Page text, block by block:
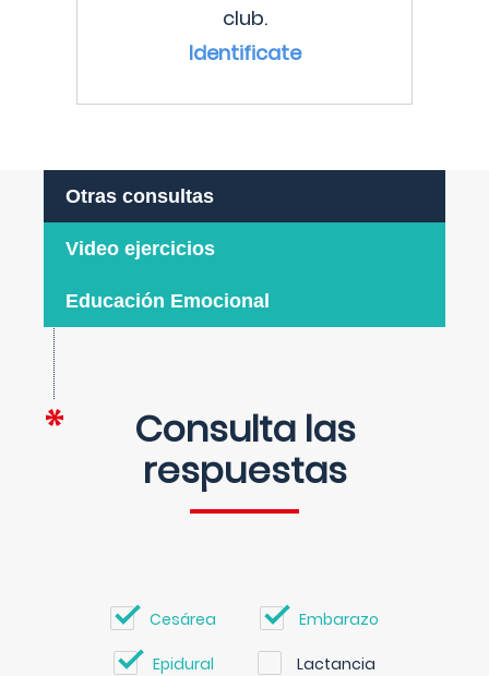
club.
Identificate
Otras consultas
Video ejercicios
Educación Emocional
Consulta las
respuestas
Cesárea Embarazo
Epidural Lactancia